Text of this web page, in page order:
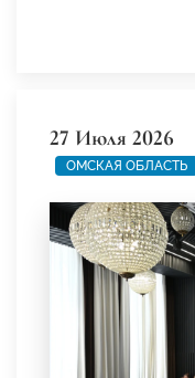
27 Июля 2026
ОМСКАЯ ОБЛАСТЬ